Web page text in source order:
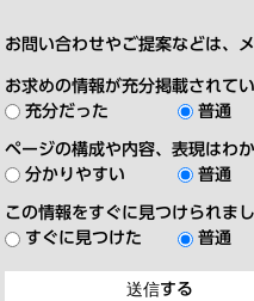
お問い合わせやご提案などは、
お求めの情報が充分掲載されて
充分だった
普通
ページの構成や内容、表現はわ
分かりやすい
普通
この情報をすぐに見つけられま
すぐに見つけた
普通